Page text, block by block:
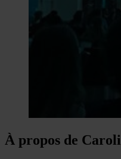
À propos de